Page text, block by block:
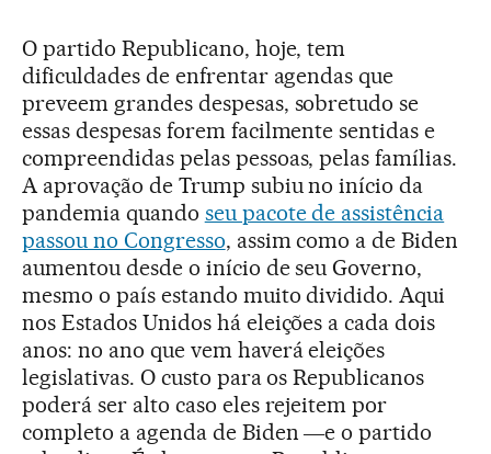
O partido Republicano, hoje, tem
dificuldades de enfrentar agendas que
preveem grandes despesas, sobretudo se
essas despesas forem facilmente sentidas e
compreendidas pelas pessoas, pelas famílias.
A aprovação de Trump subiu no início da
pandemia quando seu pacote de assistência
passou no Congresso, assim como a de Biden
aumentou desde o início de seu Governo,
mesmo o país estando muito dividido. Aqui
nos Estados Unidos há eleições a cada dois
anos: no ano que vem haverá eleições
legislativas. O custo para os Republicanos
poderá ser alto caso eles rejeitem por
completo a agenda de Biden ―e o partido